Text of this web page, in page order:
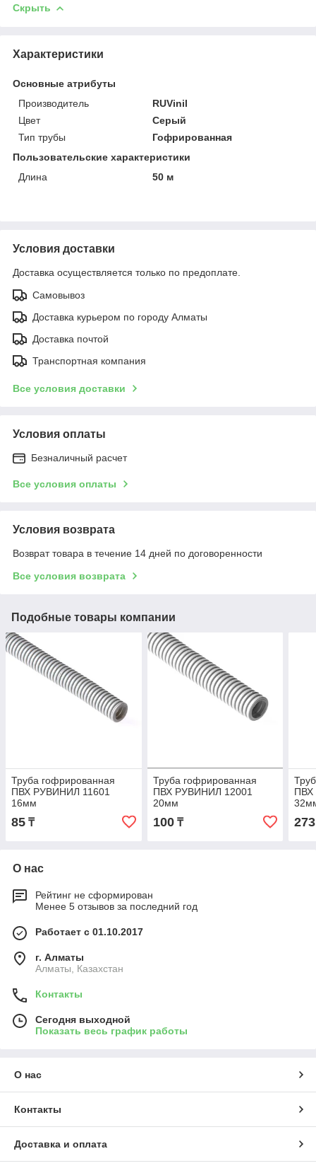
Скрыть
Характеристики
Основные атрибуты
Производитель
RUVinil
Цвет
Серый
Тип трубы
Гофрированная
Пользовательские характеристики
Длина
50 м
Условия доставки
Доставка осуществляется только по предоплате.
Самовывоз
Доставка курьером по городу Алматы
Доставка почтой
Транспортная компания
Все условия доставки
Условия оплаты
Безналичный расчет
Все условия оплаты
Условия возврата
Возврат товара в течение 14 дней по договоренности
Все условия возврата
Подобные товары компании
Труба гофрированная
ПВХ РУВИНИЛ 11601
16мм
85 ₸
Труба гофрированная
ПВХ РУВИНИЛ 12001
20мм
100₸
ПВХ
273
О нас
Рейтинг не сформирован
Менее 5 отзывов за последний год
Работает с 01.10.2017
г. Алматы
Алматы, Казахстан
Контакты
Сегодня выходной
Показать весь график работы
О нас
Контакты
Доставка и оплата